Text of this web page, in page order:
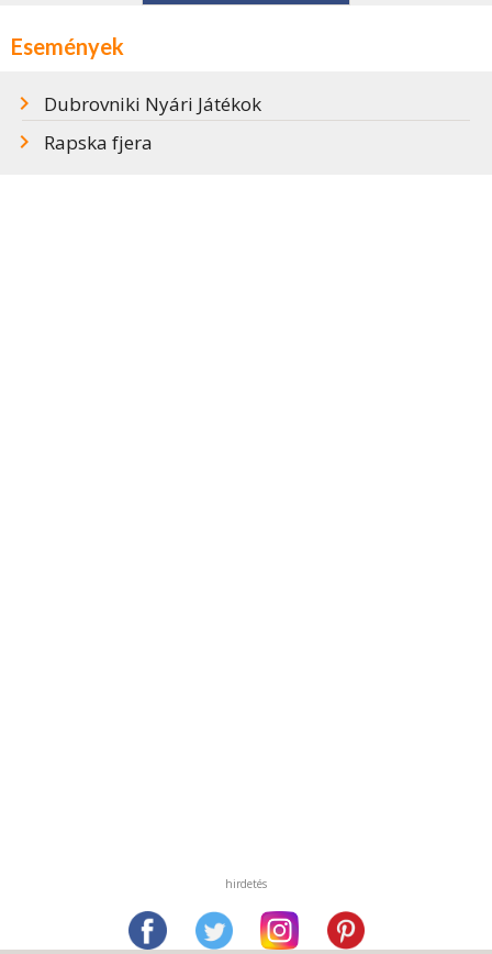
Események
Dubrovniki Nyári Játékok
Rapska fjera
hirdetés